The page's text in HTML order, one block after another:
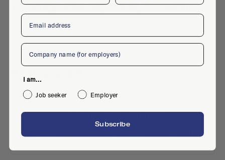
Danzigerkade 13C, 1013 AP, Amsterdam
No active jobs right now
Email
Company
I am...
Job seeker
Employer
Subscribe